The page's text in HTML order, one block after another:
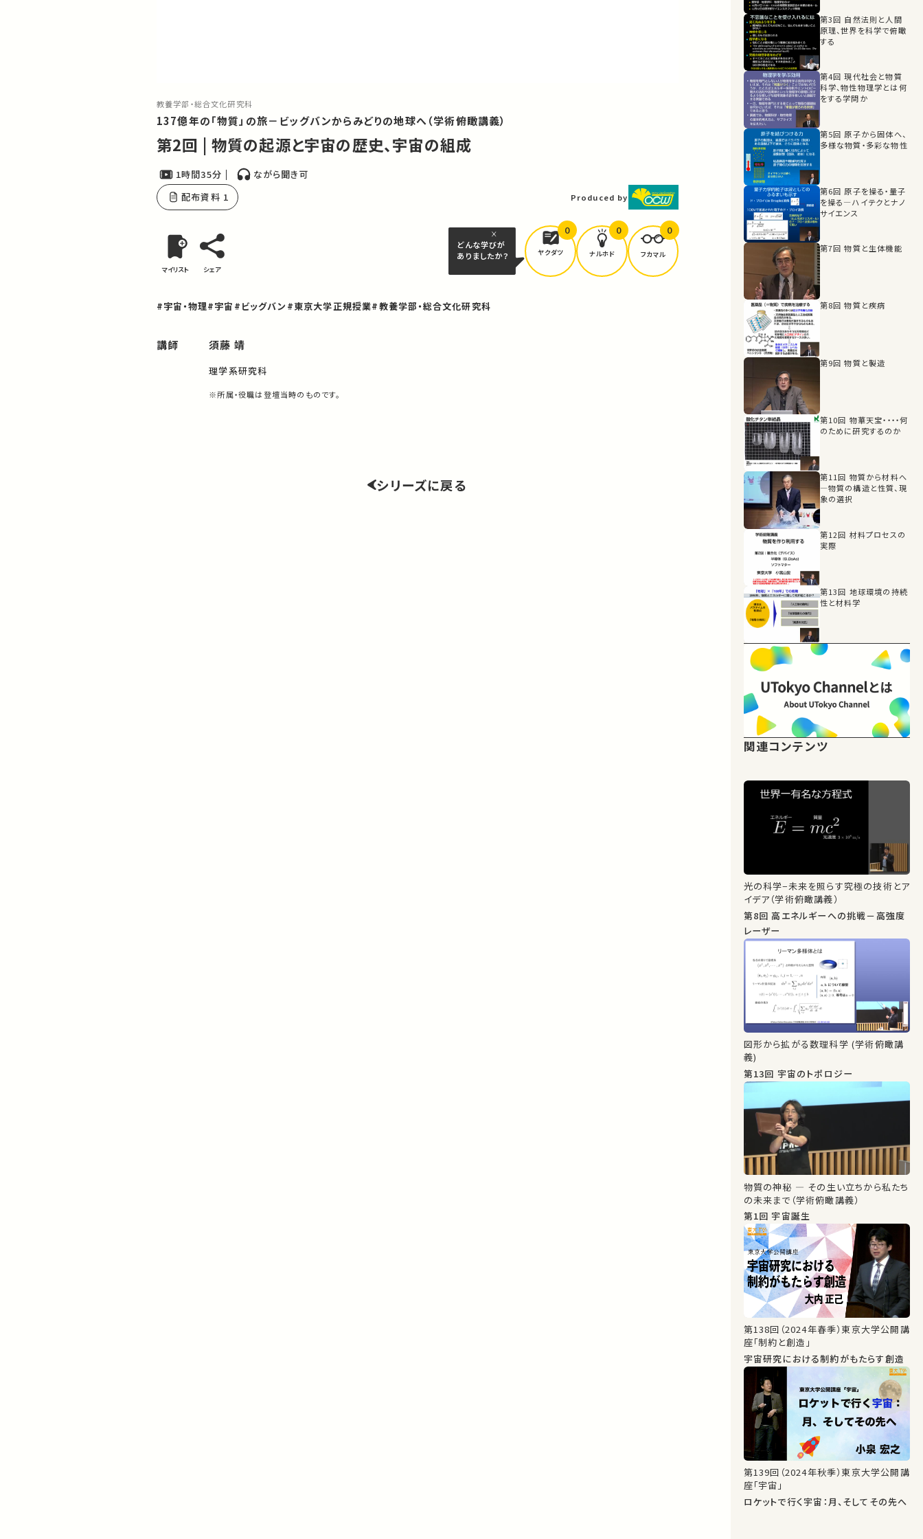
教養学部・総合文化研究科
137億年の「物質」の旅－ビッグバンからみどりの地球へ（学術俯瞰講義）
第2回 | 物質の起源と宇宙の歴史、宇宙の組成
1時間35分
ながら聞き可
配布資料 1
Produced by
マイリスト シェア
どんな学びが
ありましたか？
ヤクダツ
0
ナルホド
0
フカマル
0
#宇宙・物理#宇宙 #ビッグバン #東京大学正規授業#教養学部・総合文化研究科
講師 須藤 靖
理学系研究科
※所属・役職は登壇当時のものです。
シリーズに戻る
第3回 自然法則と人間
原理、世界を科学で俯瞰
する
第4回 現代社会と物質
科学、物性物理学とは何
をする学問か
第5回 原子から固体へ、
多様な物質・多彩な物性
第6回 原子を操る・量子
を操る―ハイテクとナノ
サイエンス
第7回 物質と生体機能
第8回 物質と疾病
第9回 物質と製造
第10回 物華天宝・・・・何
のために研究するのか
第11回 物質から材料へ
―物質の構造と性質、現
象の選択
第12回 材料プロセスの
実際
第13回 地球環境の持続
性と材料学
関連コンテンツ
光の科学−未来を照らす究極の技術とア
イデア（学術俯瞰講義）
第8回 高エネルギーへの挑戦－高強度
レーザー
図形から拡がる数理科学 (学術俯瞰講
義)
第13回 宇宙のトポロジー
物質の神秘 ― その生い立ちから私たち
の未来まで（学術俯瞰講義）
第1回 宇宙誕生
第138回（2024年春季）東京大学公開講
座「制約と創造」
宇宙研究における制約がもたらす創造
第139回（2024年秋季）東京大学公開講
座「宇宙」
ロケットで行く宇宙：月、そしてその先へ